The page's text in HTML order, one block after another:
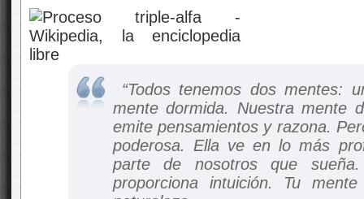
“Todos tenemos dos mentes:
mente dormida. Nuestra mente
emite pensamientos y razona.
poderosa. Ella ve en lo más
parte de nosotros que
proporciona intuición. Tu